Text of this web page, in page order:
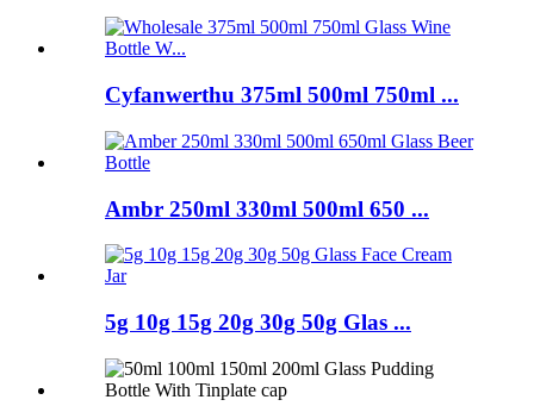
Cyfanwerthu 375ml 500ml 750ml ...
Ambr 250ml 330ml 500ml 650 ...
5g 10g 15g 20g 30g 50g Glas ...